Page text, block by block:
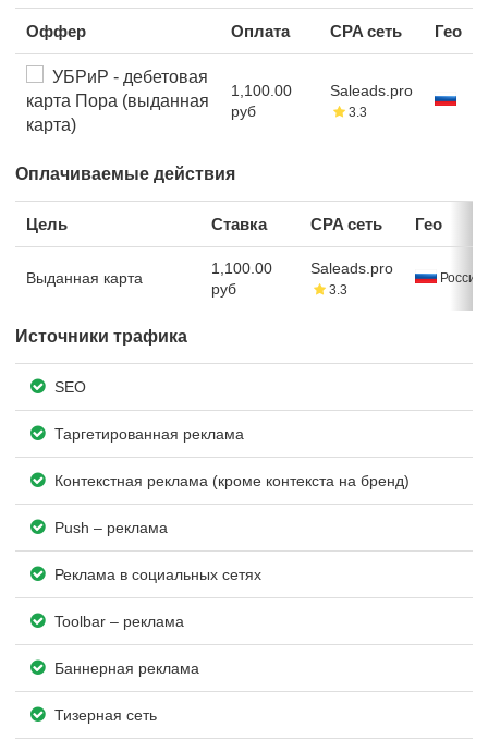
Оффер Оплата CPA сеть Гео
УБРиР - дебетовая
карта Пора (выданная
карта)
1,100.00
руб
Saleads.pro
3.3
Оплачиваемые действия
Цель Ставка CPA сеть Гео
Выданная карта
1,100.00
руб
Saleads.pro
3.3
Россия
Источники трафика
SEO
Таргетированная реклама
Контекстная реклама (кроме контекста на бренд)
Push – реклама
Реклама в социальных сетях
Toolbar – реклама
Баннерная реклама
Тизерная сеть